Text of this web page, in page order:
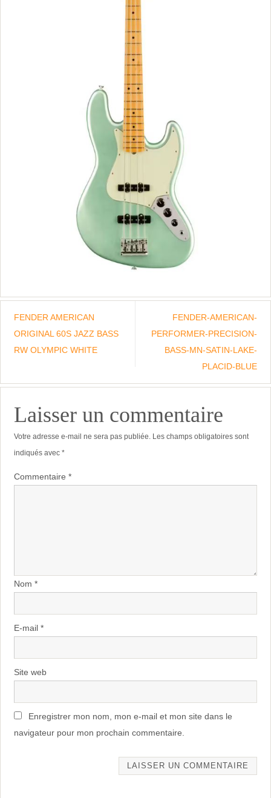
FENDER AMERICAN
ORIGINAL 60S JAZZ BASS
RW OLYMPIC WHITE
FENDER-AMERICAN-
PERFORMER-PRECISION-
BASS-MN-SATIN-LAKE-
PLACID-BLUE
Laisser un commentaire
Votre adresse e-mail ne sera pas publiée. Les champs obligatoires sont
indiqués avec *
Commentaire *
Nom *
E-mail *
Site web
Enregistrer mon nom, mon e-mail et mon site dans le
navigateur pour mon prochain commentaire.